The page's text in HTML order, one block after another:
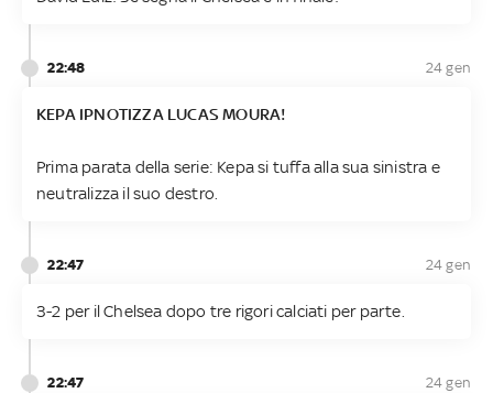
22:48 24 gen
KEPA IPNOTIZZA LUCAS MOURA!
Prima parata della serie: Kepa si tuffa alla sua sinistra e
neutralizza il suo destro.
22:47 24 gen
3-2 per il Chelsea dopo tre rigori calciati per parte.
22:47 24 gen